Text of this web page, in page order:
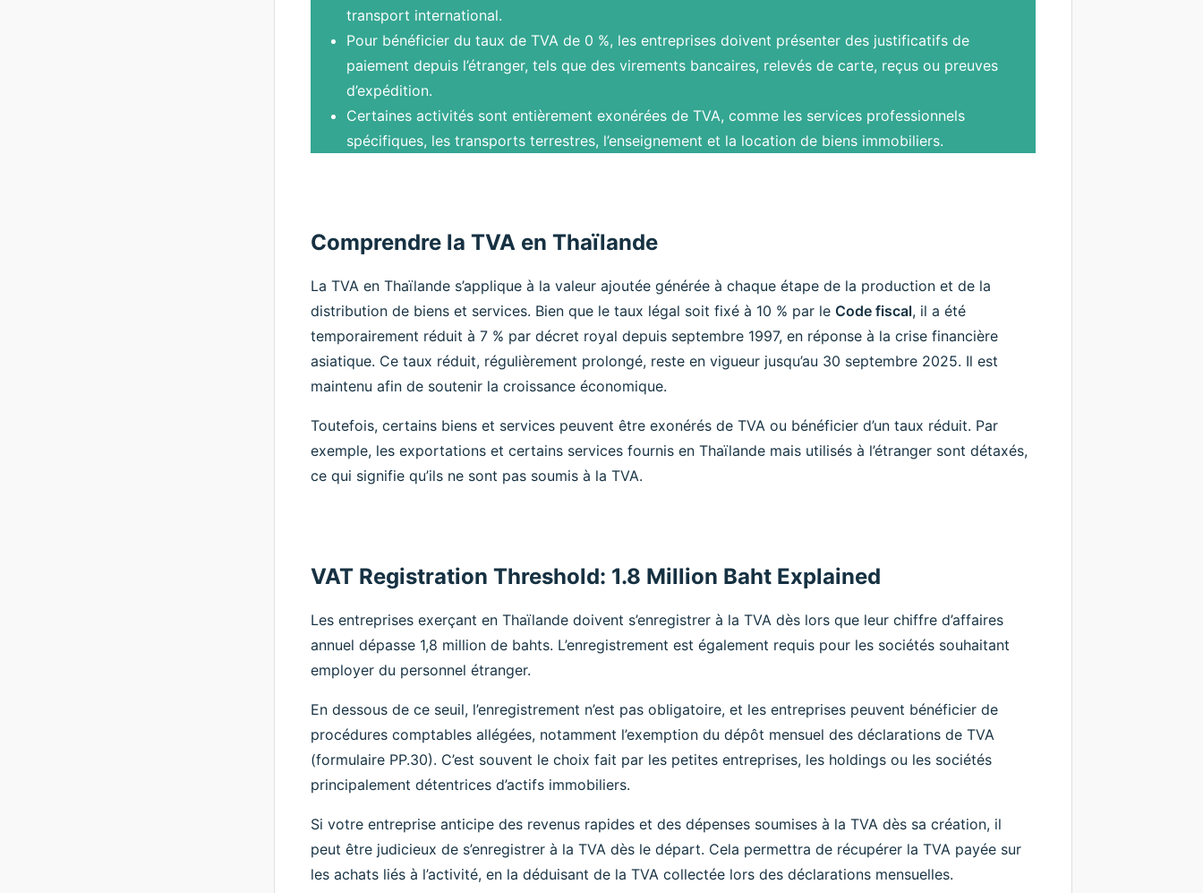
transport international.
Pour bénéficier du taux de TVA de 0 %, les entreprises doivent présenter des justificatifs de
paiement depuis l’étranger, tels que des virements bancaires, relevés de carte, reçus ou preuves
d’expédition.
Certaines activités sont entièrement exonérées de TVA, comme les services professionnels
spécifiques, les transports terrestres, l’enseignement et la location de biens immobiliers.
Comprendre la TVA en Thaïlande
La TVA en Thaïlande s’applique à la valeur ajoutée générée à chaque étape de la production et de la
distribution de biens et services. Bien que le taux légal soit fixé à 10 % par le Code fiscal, il a été
temporairement réduit à 7 % par décret royal depuis septembre 1997, en réponse à la crise financière
asiatique. Ce taux réduit, régulièrement prolongé, reste en vigueur jusqu’au 30 septembre 2025. Il est
maintenu afin de soutenir la croissance économique.
Toutefois, certains biens et services peuvent être exonérés de TVA ou bénéficier d’un taux réduit. Par
exemple, les exportations et certains services fournis en Thaïlande mais utilisés à l’étranger sont détaxés,
ce qui signifie qu’ils ne sont pas soumis à la TVA.
VAT Registration Threshold: 1.8 Million Baht Explained
Les entreprises exerçant en Thaïlande doivent s’enregistrer à la TVA dès lors que leur chiffre d’affaires
annuel dépasse 1,8 million de bahts. L’enregistrement est également requis pour les sociétés souhaitant
employer du personnel étranger.
En dessous de ce seuil, l’enregistrement n’est pas obligatoire, et les entreprises peuvent bénéficier de
procédures comptables allégées, notamment l’exemption du dépôt mensuel des déclarations de TVA
(formulaire PP.30). C’est souvent le choix fait par les petites entreprises, les holdings ou les sociétés
principalement détentrices d’actifs immobiliers.
Si votre entreprise anticipe des revenus rapides et des dépenses soumises à la TVA dès sa création, il
peut être judicieux de s’enregistrer à la TVA dès le départ. Cela permettra de récupérer la TVA payée sur
les achats liés à l’activité, en la déduisant de la TVA collectée lors des déclarations mensuelles.